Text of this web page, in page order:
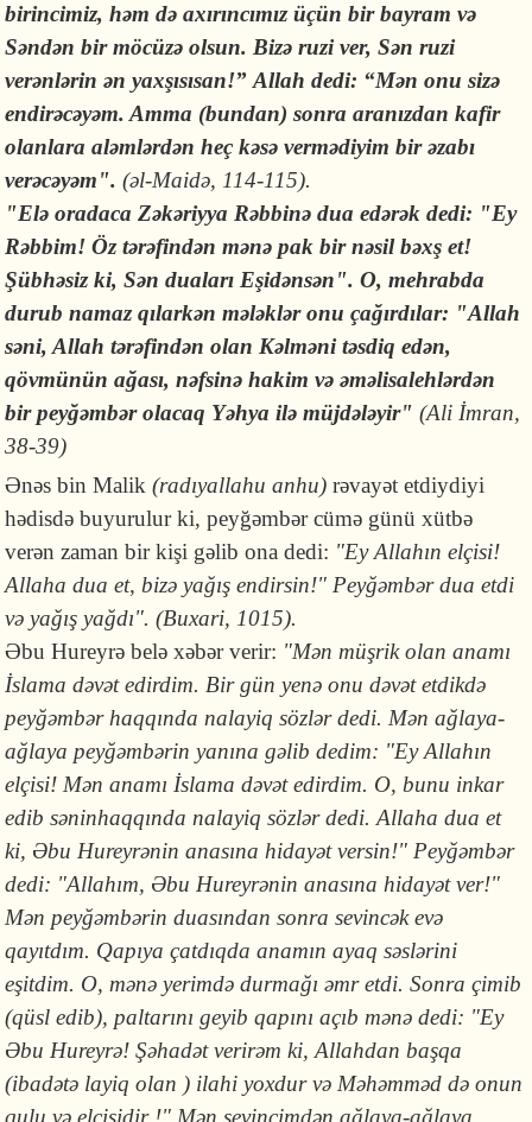
birincimiz, həm də axırıncımız üçün bir bayram və
Səndən bir möcüzə olsun. Bizə ruzi ver, Sən ruzi
verənlərin ən yaxşısısan!” Allah dedi: “Mən onu sizə
endirəcəyəm. Amma (bundan) sonra aranızdan kafir
olanlara aləmlərdən heç kəsə vermədiyim bir əzabı
verəcəyəm".(əl-Maidə, 114-115).
"Elə oradaca Zəkəriyya Rəbbinə dua edərək dedi: "Ey
Rəbbim! Öz tərəfindən mənə pak bir nəsil bəxş et!
Şübhəsiz ki, Sən duaları Eşidənsən". O, mehrabda
durub namaz qılarkən mələklər onu çağırdılar: "Allah
səni, Allah tərəfindən olan Kəlməni təsdiq edən,
qövmünün ağası, nəfsinə hakim və əməlisalehlərdən
bir peyğəmbər olacaq Yəhya ilə müjdələyir"(Ali İmran,
38-39)
Ənəs bin Malik(radıyallahu anhu) rəvayət etdiydiyi
hədisdə buyurulur ki, peyğəmbər cümə günü xütbə
verən zaman bir kişi gəlib ona dedi: "Ey Allahın elçisi!
Allaha dua et, bizə yağış endirsin!" Peyğəmbər dua etdi
və yağış yağdı". (Buxari, 1015).
Əbu Hureyrə belə xəbər verir: "Mən müşrik olan anamı
İslama dəvət edirdim. Bir gün yenə onu dəvət etdikdə
peyğəmbər haqqında nalayiq sözlər dedi. Mən ağlaya-
ağlaya peyğəmbərin yanına gəlib dedim: "Ey Allahın
elçisi! Mən anamı İslama dəvət edirdim. O, bunu inkar
edib səninhaqqında nalayiq sözlər dedi. Allaha dua et
ki, Əbu Hureyrənin anasına hidayət versin!" Peyğəmbər
dedi: "Allahım, Əbu Hureyrənin anasına hidayət ver!"
Mən peyğəmbərin duasından sonra sevincək evə
qayıtdım. Qapıya çatdıqda anamın ayaq səslərini
eşitdim. O, mənə yerimdə durmağı əmr etdi. Sonra çimib
(qüsl edib), paltarını geyib qapını açıb mənə dedi: "Ey
Əbu Hureyrə! Şəhadət verirəm ki, Allahdan başqa
(ibadətə layiq olan ) ilahi yoxdur və Məhəmməd də onun
qulu və elçisidir !" Mən sevincimdən ağlaya-ağlaya